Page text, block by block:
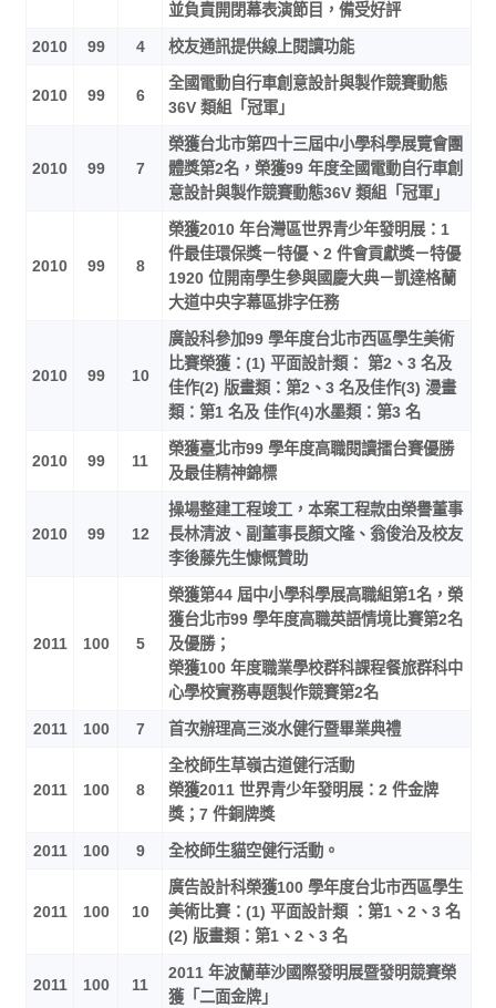
並負責開閉幕表演節目，備受好評
2010 99 4 校友通訊提供線上閱讀功能
2010 99 6
全國電動自行車創意設計與製作競賽動態
36V 類組「冠軍」
2010 99 7
榮獲台北市第四十三屆中小學科學展覽會團
體獎第2名，榮獲99 年度全國電動自行車創
意設計與製作競賽動態36V 類組「冠軍」
2010 99 8
榮獲2010 年台灣區世界青少年發明展：1
件最佳環保獎－特優、2 件會貢獻獎－特優
1920 位開南學生參與國慶大典－凱達格蘭
大道中央字幕區排字任務
2010 99 10
廣設科參加99 學年度台北市西區學生美術
比賽榮獲：(1) 平面設計類： 第2、3 名及
佳作(2) 版畫類：第2、3 名及佳作(3) 漫畫
類：第1 名及 佳作(4)水墨類：第3 名
2010 99 11
榮獲臺北市99 學年度高職閱讀擂台賽優勝
及最佳精神錦標
2010 99 12
操場整建工程竣工，本案工程款由榮譽董事
長林清波、副董事長顏文隆、翁俊治及校友
李後藤先生慷慨贊助
2011 100 5
榮獲第44 屆中小學科學展高職組第1名，榮
獲台北市99 學年度高職英語情境比賽第2名
及優勝；
榮獲100 年度職業學校群科課程餐旅群科中
心學校實務專題製作競賽第2名
2011 100 7 首次辦理高三淡水健行暨畢業典禮
2011 100 8
全校師生草嶺古道健行活動
榮獲2011 世界青少年發明展：2 件金牌
獎；7 件銅牌獎
2011 100 9 全校師生貓空健行活動。
2011 100 10
廣告設計科榮獲100 學年度台北市西區學生
美術比賽：(1) 平面設計類 ：第1、2、3 名
(2) 版畫類：第1、2、3 名
2011 100 11
2011 年波蘭華沙國際發明展暨發明競賽榮
獲「二面金牌」